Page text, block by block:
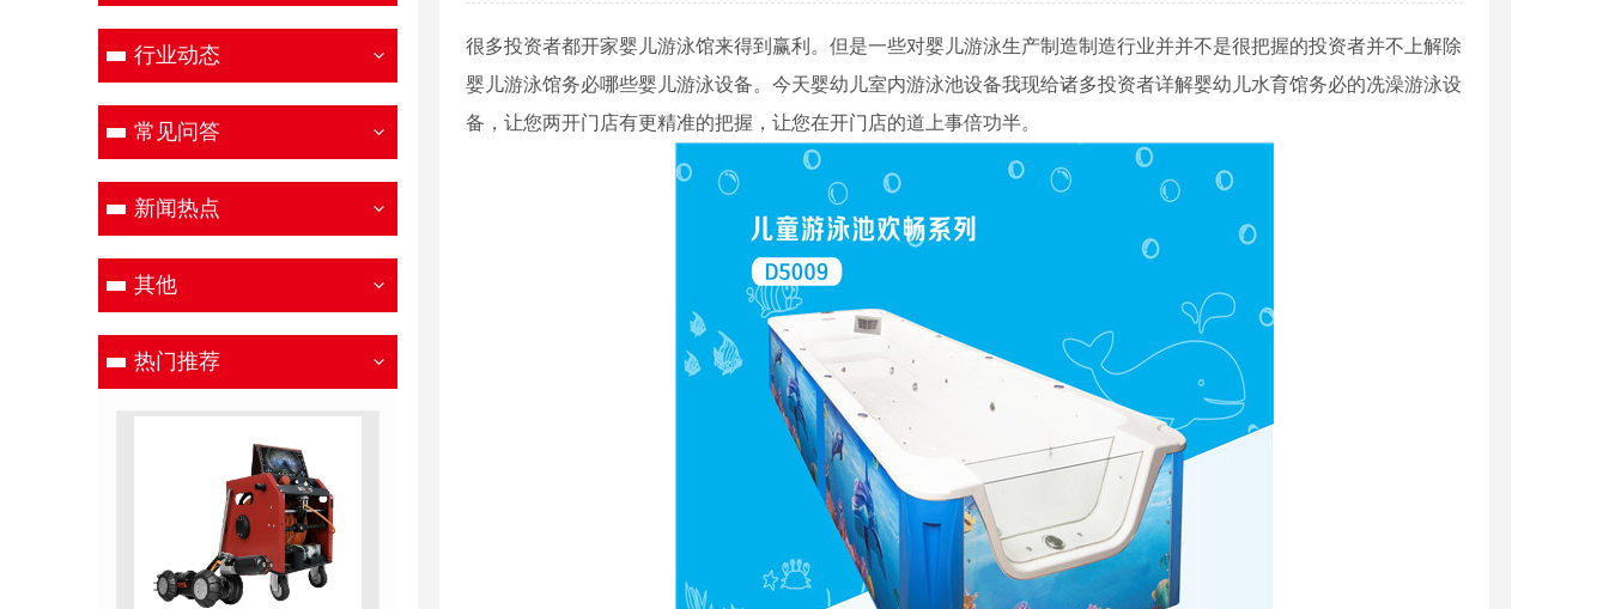
行业动态
常见问答
新闻热点
其他
热门推荐
很多投资者都开家婴儿游泳馆来得到赢利。但是一些对婴儿游泳生产制造制造行业并并不是很把握的投资者并不上解除
婴儿游泳馆务必哪些婴儿游泳设备。今天婴幼儿室内游泳池设备我现给诸多投资者详解婴幼儿水育馆务必的冼澡游泳设
备，让您两开门店有更精准的把握，让您在开门店的道上事倍功半。